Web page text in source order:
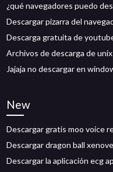
¿qué navegadores puedo
Descargar pizarra del
Descarga gratuita de
Archivos de descarga de
Jajaja no descargar en
New
Descargar gratis moo voice
Descargar dragon ball
Descargar la aplicación ecg